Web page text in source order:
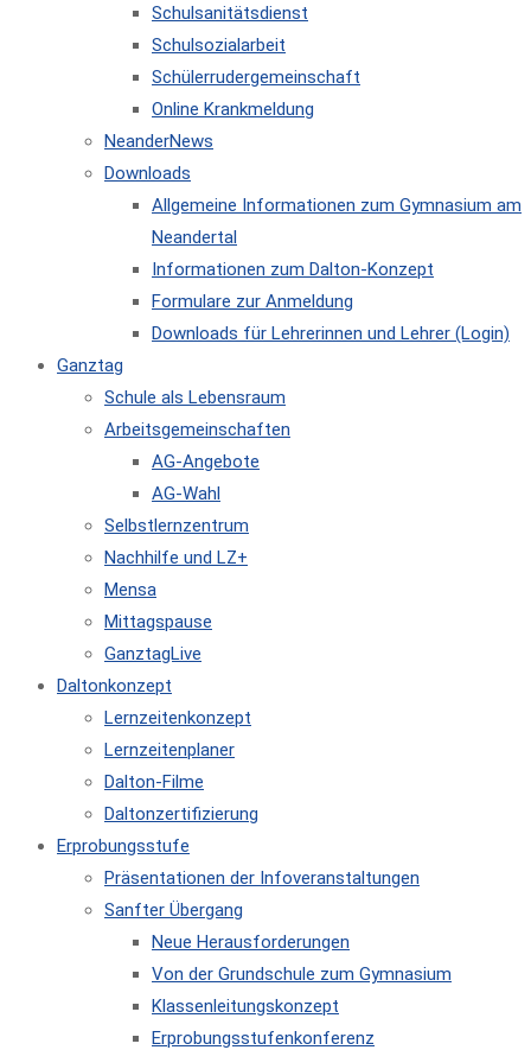
Schulsanitätsdienst
Schulsozialarbeit
Schülerrudergemeinschaft
Online Krankmeldung
NeanderNews
Downloads
Allgemeine Informationen zum Gymnasium am
Neandertal
Informationen zum Dalton-Konzept
Formulare zur Anmeldung
Downloads für Lehrerinnen und Lehrer (Login)
Ganztag
Schule als Lebensraum
Arbeitsgemeinschaften
AG-Angebote
AG-Wahl
Selbstlernzentrum
Nachhilfe und LZ+
Mensa
Mittagspause
GanztagLive
Daltonkonzept
Lernzeitenkonzept
Lernzeitenplaner
Dalton-Filme
Daltonzertifizierung
Erprobungsstufe
Präsentationen der Infoveranstaltungen
Sanfter Übergang
Neue Herausforderungen
Von der Grundschule zum Gymnasium
Klassenleitungskonzept
Erprobungsstufenkonferenz